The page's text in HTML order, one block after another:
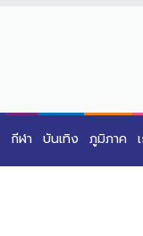
กีฬา บันเทิง ภูมิภาค